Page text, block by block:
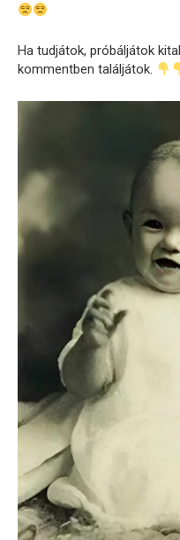
Ha tudjátok, próbáljátok
kommentben találjátok.